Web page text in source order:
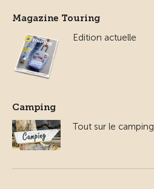
Magazine Touring
Edition actuelle
Camping
Tout sur le camping